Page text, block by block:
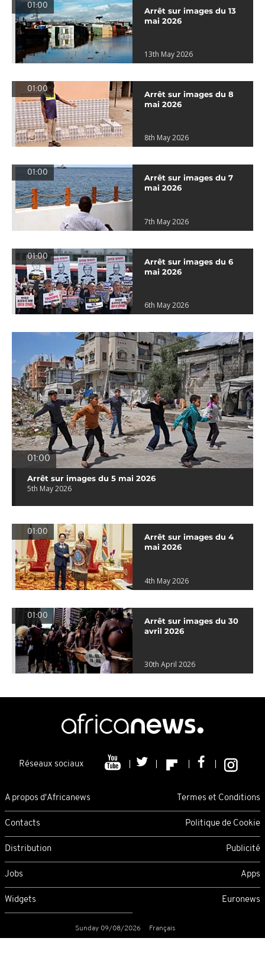
01:00
Arrêt sur images du 13
mai 2026
13th May 2026
01:00
Arrêt sur images du 8
mai 2026
8th May 2026
01:00
Arrêt sur images du 7
mai 2026
7th May 2026
01:00
Arrêt sur images du 6
mai 2026
6th May 2026
01:00
Arrêt sur images du 5 mai 2026
5th May 2026
01:00
Arrêt sur images du 4
mai 2026
4th May 2026
01:00
Arrêt sur images du 30
avril 2026
30th April 2026
Réseaux sociaux
A propos d'Africanews Termes et Conditions
Contacts Politique de Cookie
Distribution Publicité
Jobs Apps
Widgets Euronews
Sunday 09/08/2026